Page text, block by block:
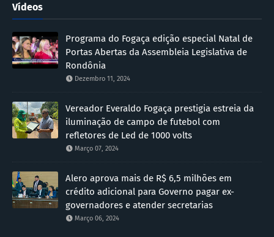
Vídeos
Programa do Fogaça edição especial Natal de
Portas Abertas da Assembleia Legislativa de
Rondônia
Dezembro 11, 2024
Vereador Everaldo Fogaça prestigia estreia da
iluminação de campo de futebol com
refletores de Led de 1000 volts
Março 07, 2024
Alero aprova mais de R$ 6,5 milhões em
crédito adicional para Governo pagar ex-
governadores e atender secretarias
Março 06, 2024